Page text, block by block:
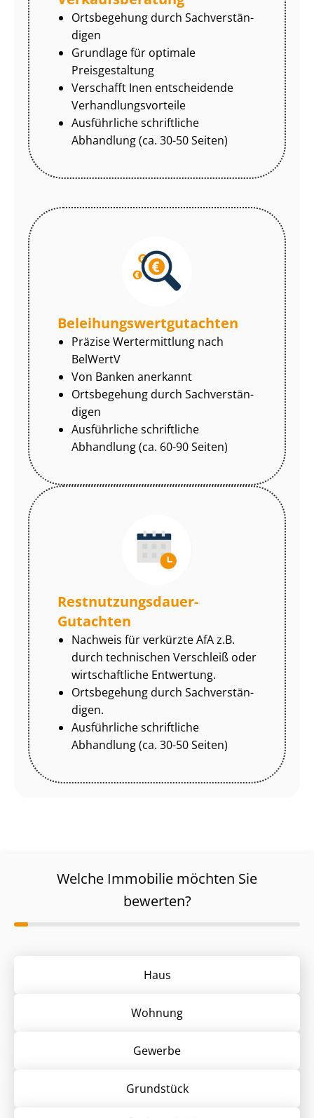
Ortsbegehung durch Sach­ver­stän­
di­gen
Grundlage für optimale
Preisgestaltung
Verschafft Inen entscheidende
Ver­hand­lungs­vor­tei­le
Ausführliche schriftliche
Abhandlung (ca. 30-50 Seiten)
Be­lei­hungs­wert­gut­ach­ten
Präzise Wertermittlung nach
BelWertV
Von Banken anerkannt
Ortsbegehung durch Sach­ver­stän­
di­gen
Ausführliche schriftliche
Abhandlung (ca. 60-90 Seiten)
Rest­nut­zungs­dau­er-
Gutachten
Nachweis für verkürzte AfA z.B.
durch technischen Verschleiß oder
wirtschaftliche Entwertung.
Ortsbegehung durch Sach­ver­stän­
di­gen.
Ausführliche schriftliche
Abhandlung (ca. 30-50 Seiten)
Welche Immobilie möchten Sie
bewerten?
Haus
Wohnung
Gewerbe
Grund­stück